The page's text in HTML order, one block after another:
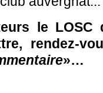
le LOSC
rendez-
»…